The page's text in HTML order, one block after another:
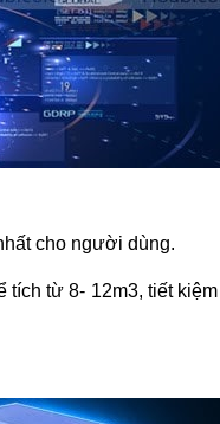
cho người dùng.
tích từ 8- 12m3, tiết